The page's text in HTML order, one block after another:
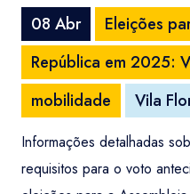
08 Abr
Eleições
República em 2025:
mobilidade
Vila
Informações detalhadas
requisitos para o voto